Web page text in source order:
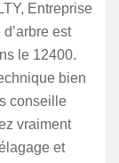
Entreprise
est
le 12400.
bien
conseille
vraiment
et